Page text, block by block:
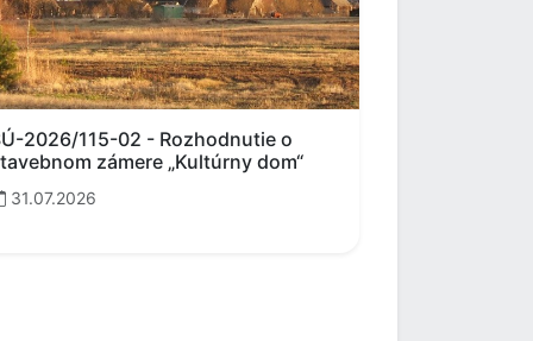
2026/115-02 - Rozhodnutie o
zámere „Kultúrny dom“
31.07.2026